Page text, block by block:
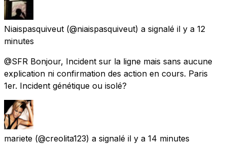
Niaispasquiveut (@niaispasquiveut) a signalé il y a 12
minutes
@SFR Bonjour, Incident sur la ligne mais sans aucune
explication ni confirmation des action en cours. Paris
1er. Incident génétique ou isolé?
mariete (@creolita123) a signalé il y a 14 minutes